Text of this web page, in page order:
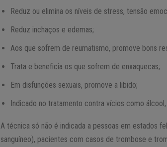
Reduz ou elimina os níveis de stress, tensão
Reduz inchaços e edemas;
Aos que sofrem de reumatismo, promove bons
Trata e beneficia os que sofrem de enxaquecas;
Em disfunções sexuais, promove a libido;
Indicado no tratamento contra vícios como
A técnica só não é indicada a pessoas em estados
sanguíneo), pacientes com casos de trombose e